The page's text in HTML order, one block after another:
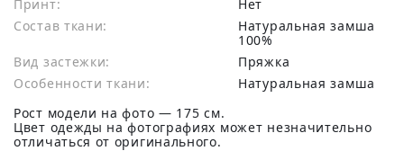
Принт:
Нет
Состав ткани:
натуральная замша
100%
Вид застежки:
Пряжка
Особенности ткани:
Натуральная замша
Рост модели на фото — 175 см.
Цвет одежды на фотографиях может незначительно
отличаться от оригинального.